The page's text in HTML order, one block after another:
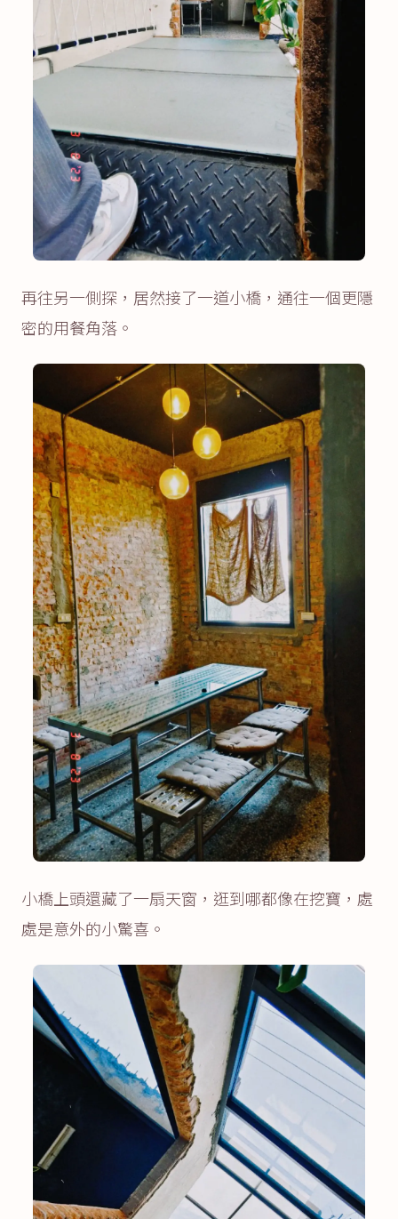
再往另一側探，居然接了一道小橋，通往一個更隱
密的用餐角落。
小橋上頭還藏了一扇天窗，逛到哪都像在挖寶，處
處是意外的小驚喜。